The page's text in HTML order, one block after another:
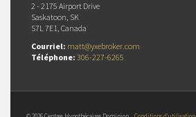
2 - 2175 Airport Drive
Saskatoon, SK
S7L 7E1, Canada
Courriel: matt@yxebroker.com
Téléphone: 306-227-6265